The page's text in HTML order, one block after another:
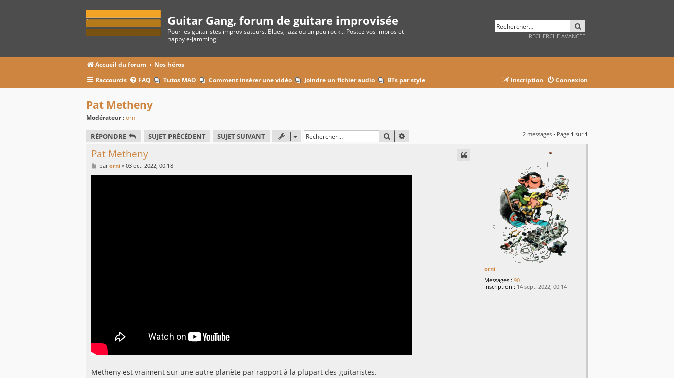
Guitar Gang, forum de guitare improvisée
Pour les guitaristes improvisateurs. Blues, jazz ou un peu rock... Postez vos impros et
happy e-Jamming!
RECHERCHE AVANCÉE
Accueil du forum
Nos héros
Raccourcis
FAQ Tutos MAO Comment insérer une vidéo Joindre un fichier audio BTs par style Connexion
Inscription
Pat Metheny
Modérateur :orni
RÉPONDRE SUJET PRÉCÉDENT SUJET SUIVANT RECHERCHER 2 messages • Page 1 sur 1
orni
Messages : 90
Inscription : 14 sept. 2022, 00:14
Pat Metheny
M
e
parorni» 03 oct. 2022, 00:18
Metheny est vraiment sur une autre planète par rapport à la plupart des guitaristes.